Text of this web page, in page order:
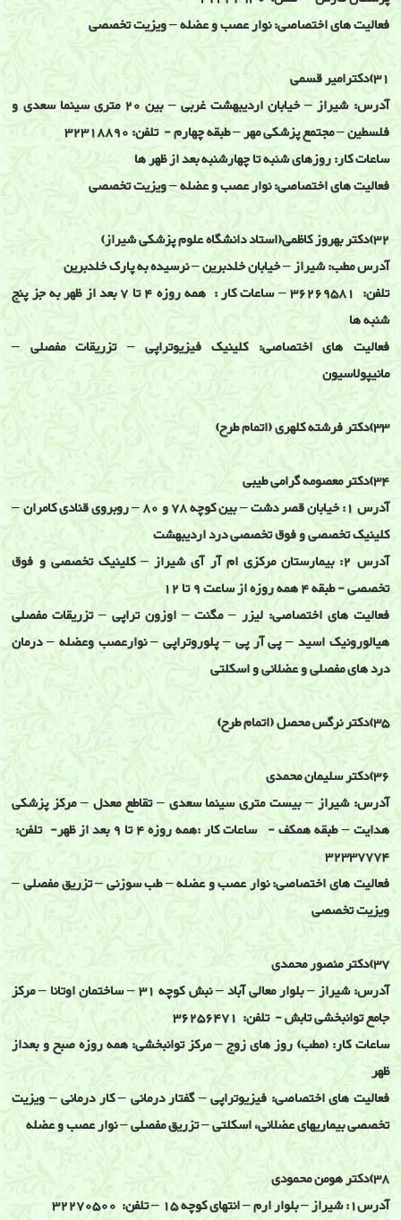
فعالیت های اختصاصی: نوار عصب و عضله – ویزیت تخصصی
31)دکترامیر قسمی
آدرس: شیراز – خیابان اردیبهشت غربی – بین 20 متری سینما سعدی و
فلسطین – مجتمع پزشکی مهر – طبقه چهارم - تلفن: 32318890
ساعات کار: روزهای شنبه تا چهارشنبه بعد از ظهر ها
فعالیت های اختصاصی: نوار عصب و عضله – ویزیت تخصصی
32)دکتر بهروز کاظمی(استاد دانشگاه علوم پزشکی شیراز)
آدرس مطب: شیراز – خیابان خلدبرین – نرسیده به پارک خلدبرین
تلفن: 36269581 – ساعات کار : همه روزه 4 تا 7 بعد از ظهر به جز پنج
شنبه ها
فعالیت های اختصاصی: کلینیک فیزیوتراپی – تزریقات مفصلی –
مانیپولاسیون
33)دکتر فرشته کلهری (اتمام طرح)
34)دکتر معصومه گرامی طیبی
آدرس 1: خیابان قصر دشت – بین کوچه 78 و 80 – روبروی قنادی کامران –
کلینیک تخصصی و فوق تخصصی درد اردیبهشت
آدرس 2: بیمارستان مرکزی ام آر آی شیراز – کلینیک تخصصی و فوق
تخصصی - طبقه 4 همه روزه از ساعت 9 تا 12
فعالیت های اختصاصی: لیزر – مگنت – اوزون تراپی – تزریقات مفصلی
هیالورونیک اسید – پی آر پی – پلوروتراپی – نوارعصب وعضله – درمان
درد های مفصلی و عضلانی و اسکلتی
35)دکتر نرگس محصل (اتمام طرح)
36)دکتر سلیمان محمدی
آدرس: شیراز – بیست متری سینما سعدی – تقاطع معدل – مرکز پزشکی
هدایت – طبقه همکف - ساعات کار :همه روزه 4 تا 9 بعد از ظهر- تلفن:
32337774
فعالیت های اختصاصی: نوار عصب و عضله – طب سوزنی – تزریق مفصلی –
ویزیت تخصصی
37)دکتر منصور محمدی
آدرس: شیراز – بلوار معالی آباد – نبش کوچه 31 – ساختمان اوتانا – مرکز
جامع توانبخشی تابش - تلفن: 36256471
ساعات کار: (مطب) روز های زوج – مرکز توانبخشی: همه روزه صبح و بعداز
ظهر
فعالیت های اختصاصی: فیزیوتراپی – گفتار درمانی – کار درمانی – ویزیت
تخصصی بیماریهای عضلانی، اسکلتی – تزریق مفصلی – نوار عصب و عضله
38)دکتر هومن محمودی
آدرس1: شیراز – بلوار ارم – انتهای کوچه 15 – تلفن: 32270500